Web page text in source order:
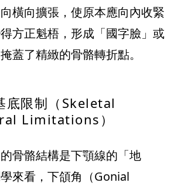
橫向擴張，使原本應向內收緊
方正魁梧，形成「國字臉」或
蓋了精緻的骨骼轉折點。
底限制（Skeletal
Limitations）
骨骼結構是下顎線的「地
來看，下頜角（Gonial